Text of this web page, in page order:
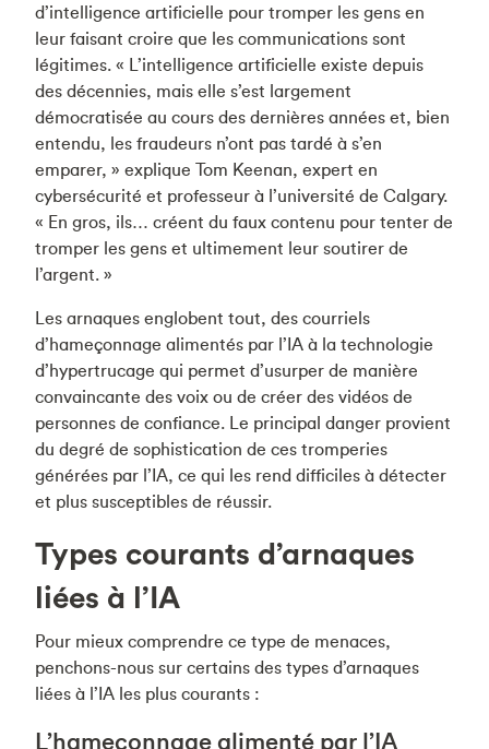
d’intelligence artificielle pour tromper les gens en
leur faisant croire que les communications sont
légitimes. « L’intelligence artificielle existe depuis
des décennies, mais elle s’est largement
démocratisée au cours des dernières années et, bien
entendu, les fraudeurs n’ont pas tardé à s’en
emparer, » explique Tom Keenan, expert en
cybersécurité et professeur à l’université de Calgary.
« En gros, ils… créent du faux contenu pour tenter de
tromper les gens et ultimement leur soutirer de
l’argent. »
Les arnaques englobent tout, des courriels
d’hameçonnage alimentés par l’IA à la technologie
d’hypertrucage qui permet d’usurper de manière
convaincante des voix ou de créer des vidéos de
personnes de confiance. Le principal danger provient
du degré de sophistication de ces tromperies
générées par l’IA, ce qui les rend difficiles à détecter
et plus susceptibles de réussir.
Types courants d’arnaques
liées à l’IA
Pour mieux comprendre ce type de menaces,
penchons-nous sur certains des types d’arnaques
liées à l’IA les plus courants :
L’hameçonnage alimenté par l’IA